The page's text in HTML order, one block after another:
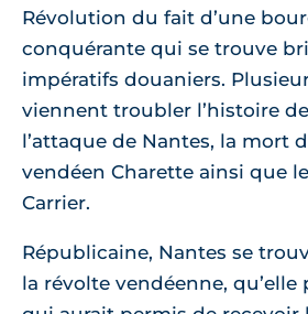
Révolution du fait d’une
conquérante qui se trouve
impératifs douaniers.
viennent troubler l’histoire
l’attaque de Nantes, la mort
vendéen Charette ainsi que
Carrier.
Républicaine, Nantes se
la révolte vendéenne, qu’elle